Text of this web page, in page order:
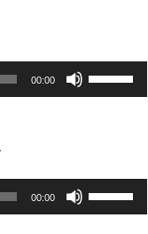
increase
or
00:00
increase
or
00:00